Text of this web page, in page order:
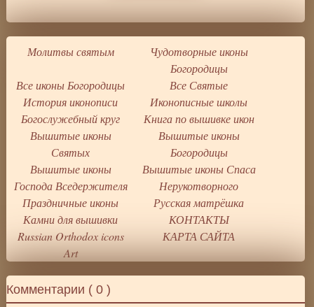
Комментарии (0 )
Молитвы святым
Чудотворные иконы
Богородицы
Все иконы Богородицы
Все Святые
История иконописи
Иконописные школы
Богослужебный круг
Книга по вышивке икон
Вышитые иконы
Святых
Вышитые иконы
Богородицы
Вышитые иконы
Господа Вседержителя
Вышитые иконы Спаса
Нерукотворного
Праздничные иконы
Русская матрёшка
Камни для вышивки
КОНТАКТЫ
Russian Orthodox icons
Art
КАРТА САЙТА